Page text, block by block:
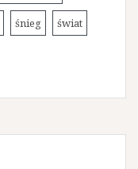
śnieg świat